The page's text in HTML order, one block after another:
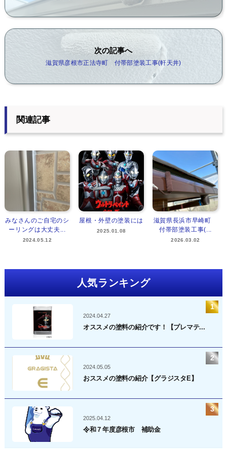
次の記事へ
滋賀県彦根市正法寺町 付帯部塗装工事(軒天井)
関連記事
みなさんのご自宅のシ
ーリングは大丈夫...
2024.05.12
屋根・外壁の塗装には
2025.01.08
滋賀県長浜市早崎町
付帯部塗装工事(...
2026.03.02
人気ランキング
2024.04.27
オススメの塗料の紹介です！【プレマテ...
2024.05.05
おススメの塗料の紹介【グラジスタE】
2025.04.12
令和７年度彦根市 補助金